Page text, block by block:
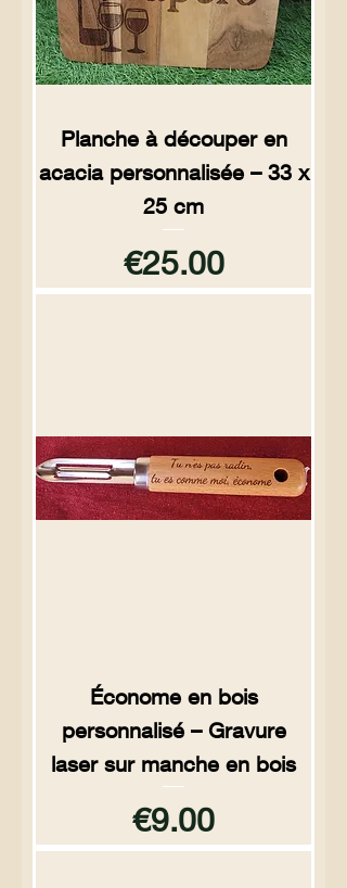
Planche à découper en
acacia personnalisée – 33 x
25 cm
Price
€25.00
Économe en bois
personnalisé – Gravure
laser sur manche en bois
Price
€9.00